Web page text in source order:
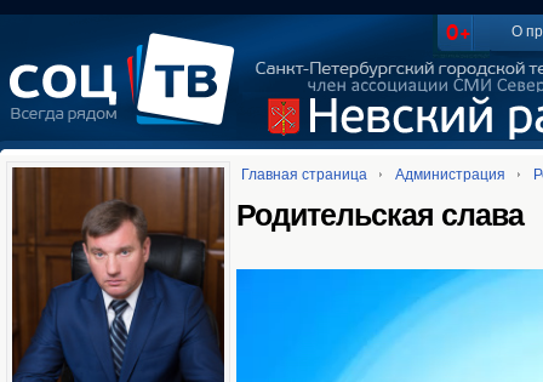
О
Главная страница Администрация
Родительская слава